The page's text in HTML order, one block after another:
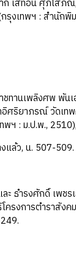
ก เสทื้อน ศุภโสภ
รุงเทพฯ : สำนัก
ทานเพลิงศพ พัน
ศริยาภรณ์ วัดเท
ฯ : ม.ป.พ.,
แล้ว, น. 507-509.
ะ ธำรงศักดิ์ เพช
ครงการตำราสัง